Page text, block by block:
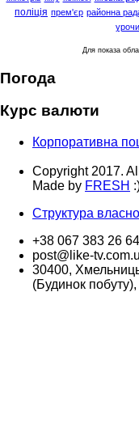
поліція прем'єр районна
Для показа
Погода
Курс валюти
Корпоративна
Copyright 2017.
Made by FRESH
Структура
+38 067 383 26 64
post@like-
30400,
(Будинок